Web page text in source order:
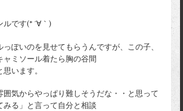
です(* ´∀｀)
ぽいのを見せてもらうんですが、この子、
ャミソール着たら胸の谷間
います。
囲気からやっぱり難しそうだな・・と思って
みる」と言って自分と相談